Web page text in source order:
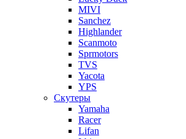
MIVI
Sanchez
Highlander
Scanmoto
Sprmotors
TVS
Yacota
YPS
Скутеры
Yamaha
Racer
Lifan